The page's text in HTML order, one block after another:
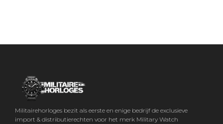
Militairehorloges bezit als eerste en enige bedrijf de exclusieve
import & distributierechten voor het merk Military Watch